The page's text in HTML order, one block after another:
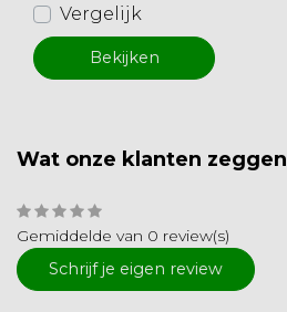
Vergelijk
Bekijken
Wat onze klanten zeggen
Gemiddelde van 0 review(s)
Schrijf je eigen review